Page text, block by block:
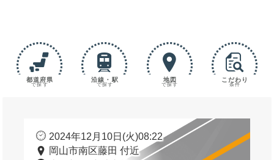
都道府県
で探す
沿線・駅
で探す
地図
で探す
こだわり
条件
2024年12月10日(火)08:22
岡山市南区藤田 付近